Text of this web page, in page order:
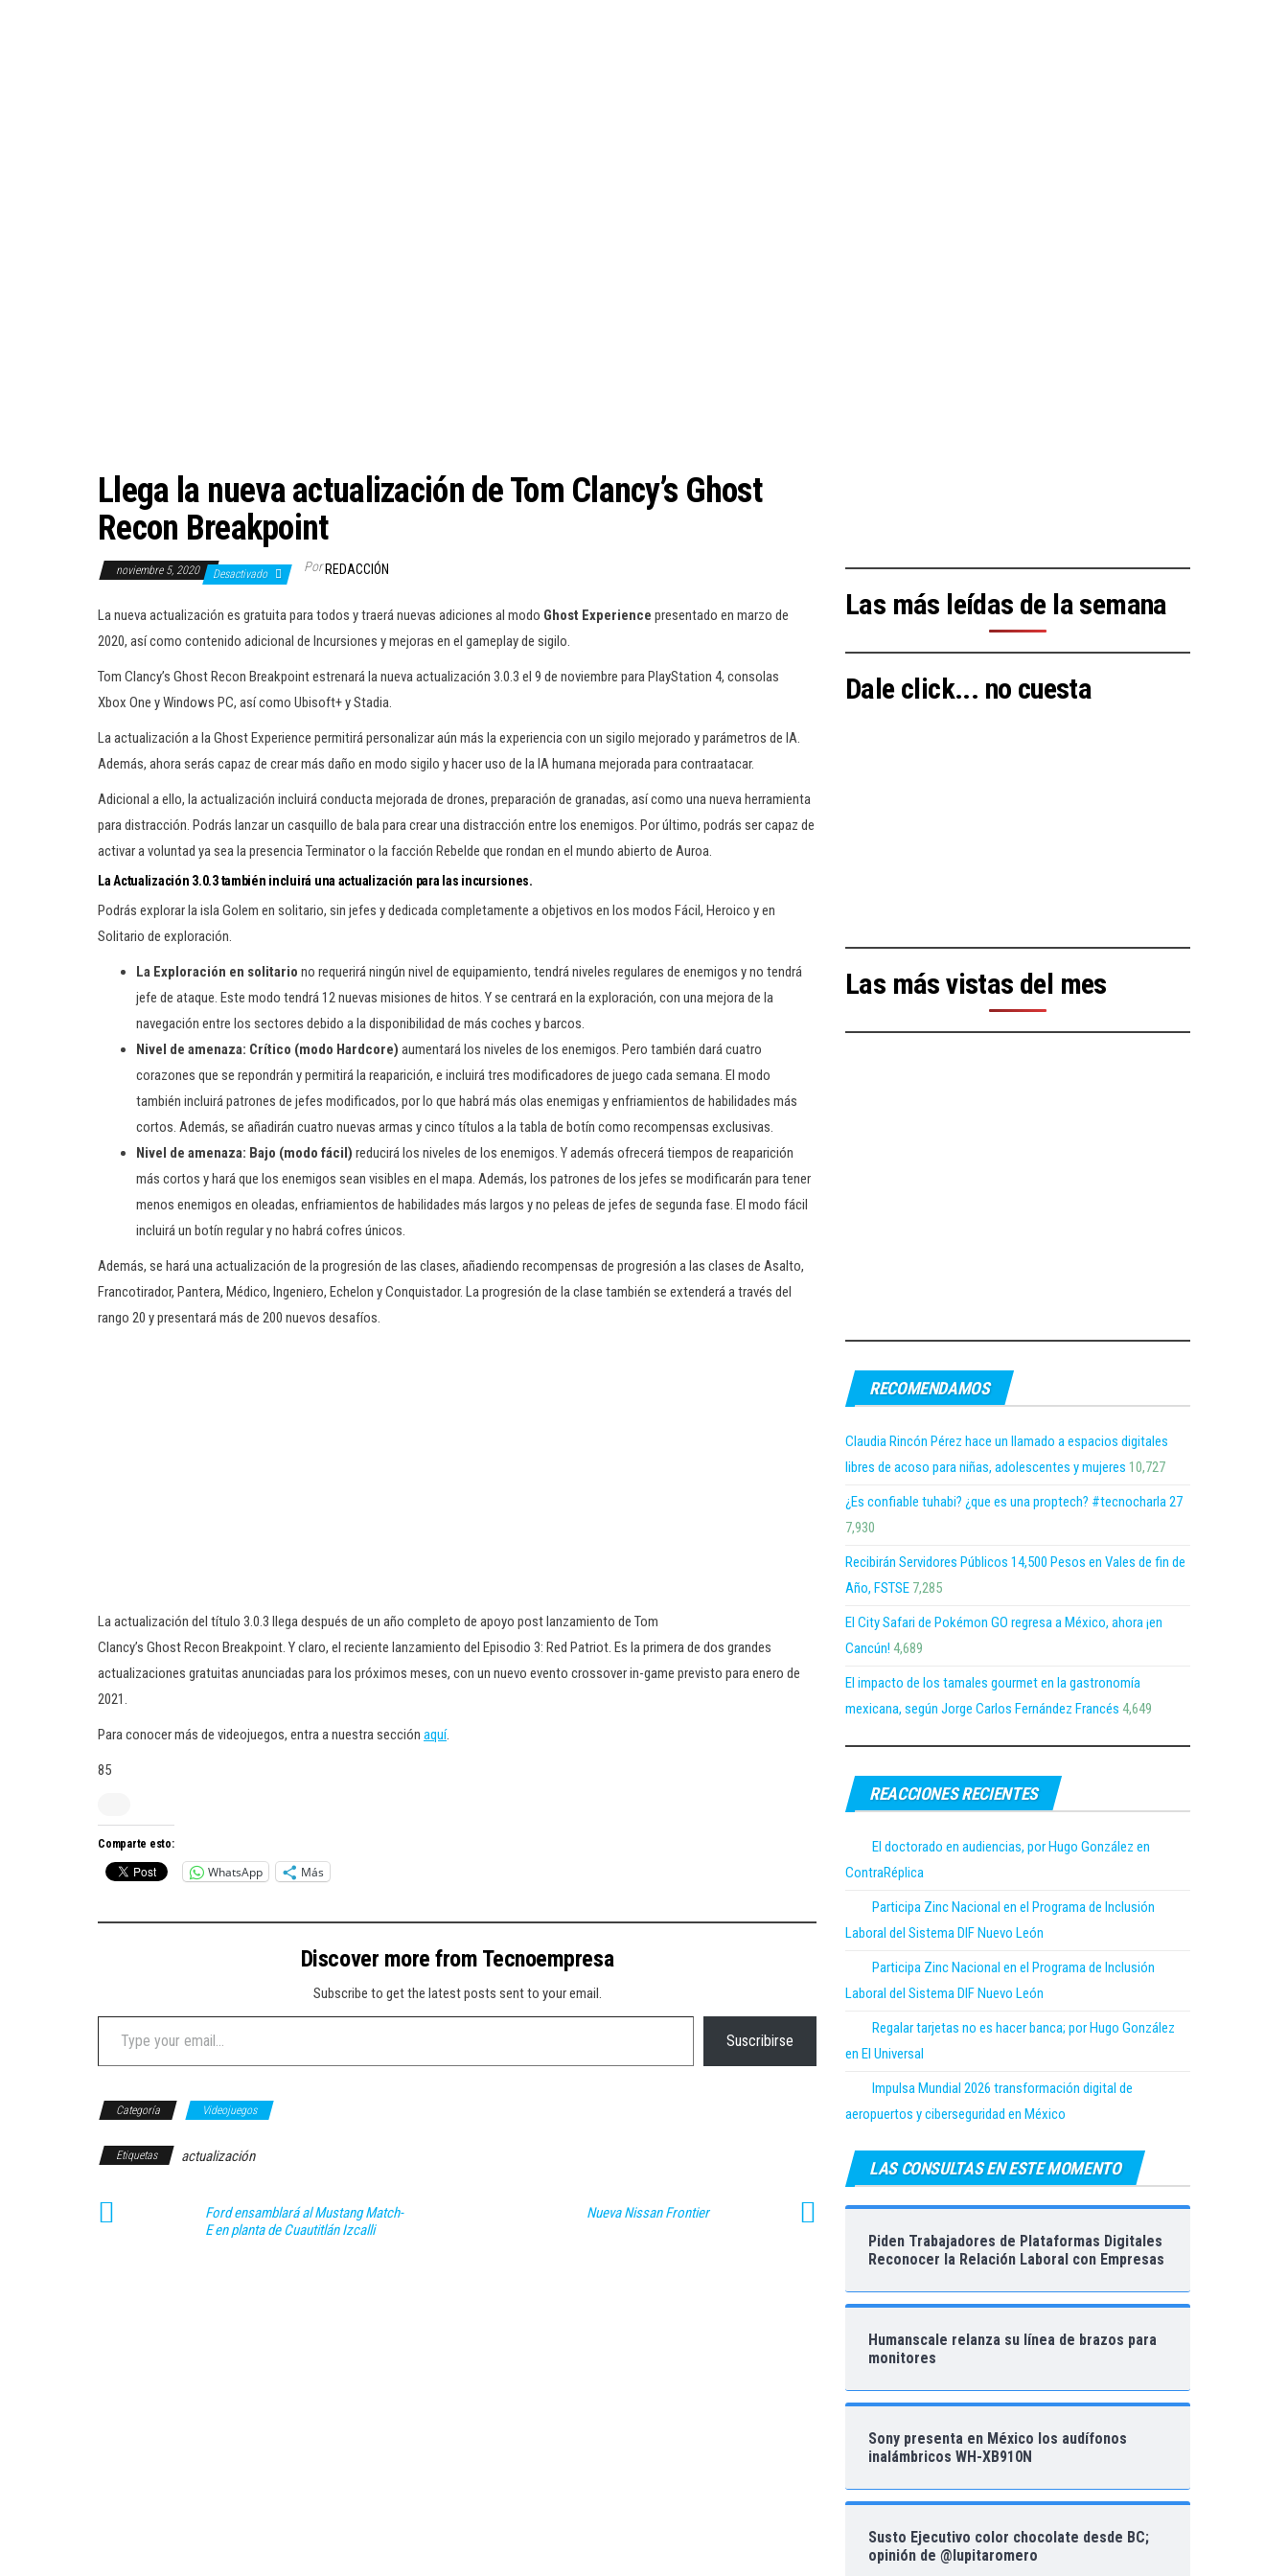
Llega la nueva actualización de Tom Clancy’s Ghost
Recon Breakpoint
noviembre 5, 2020 Desactivado Por REDACCIÓN
La nueva actualización es gratuita para todos y traerá nuevas adiciones al modo Ghost Experience presentado en marzo de
2020, así como contenido adicional de Incursiones y mejoras en el gameplay de sigilo.
Tom Clancy’s Ghost Recon Breakpoint estrenará la nueva actualización 3.0.3 el 9 de noviembre para PlayStation 4, consolas
Xbox One y Windows PC, así como Ubisoft+ y Stadia.
La actualización a la Ghost Experience permitirá personalizar aún más la experiencia con un sigilo mejorado y parámetros de IA.
Además, ahora serás capaz de crear más daño en modo sigilo y hacer uso de la IA humana mejorada para contraatacar.
Adicional a ello, la actualización incluirá conducta mejorada de drones, preparación de granadas, así como una nueva herramienta
para distracción. Podrás lanzar un casquillo de bala para crear una distracción entre los enemigos. Por último, podrás ser capaz de
activar a voluntad ya sea la presencia Terminator o la facción Rebelde que rondan en el mundo abierto de Auroa.
La Actualización 3.0.3 también incluirá una actualización para las incursiones.
Podrás explorar la isla Golem en solitario, sin jefes y dedicada completamente a objetivos en los modos Fácil, Heroico y en
Solitario de exploración.
La Exploración en solitario no requerirá ningún nivel de equipamiento, tendrá niveles regulares de enemigos y no tendrá
jefe de ataque. Este modo tendrá 12 nuevas misiones de hitos. Y se centrará en la exploración, con una mejora de la
navegación entre los sectores debido a la disponibilidad de más coches y barcos.
Nivel de amenaza: Crítico (modo Hardcore) aumentará los niveles de los enemigos. Pero también dará cuatro
corazones que se repondrán y permitirá la reaparición, e incluirá tres modificadores de juego cada semana. El modo
también incluirá patrones de jefes modificados, por lo que habrá más olas enemigas y enfriamientos de habilidades más
cortos. Además, se añadirán cuatro nuevas armas y cinco títulos a la tabla de botín como recompensas exclusivas.
Nivel de amenaza: Bajo (modo fácil) reducirá los niveles de los enemigos. Y además ofrecerá tiempos de reaparición
más cortos y hará que los enemigos sean visibles en el mapa. Además, los patrones de los jefes se modificarán para tener
menos enemigos en oleadas, enfriamientos de habilidades más largos y no peleas de jefes de segunda fase. El modo fácil
incluirá un botín regular y no habrá cofres únicos.
Además, se hará una actualización de la progresión de las clases, añadiendo recompensas de progresión a las clases de Asalto,
Francotirador, Pantera, Médico, Ingeniero, Echelon y Conquistador. La progresión de la clase también se extenderá a través del
rango 20 y presentará más de 200 nuevos desafíos.
La actualización del título 3.0.3 llega después de un año completo de apoyo post lanzamiento de Tom
Clancy’s Ghost Recon Breakpoint. Y claro, el reciente lanzamiento del Episodio 3: Red Patriot. Es la primera de dos grandes
actualizaciones gratuitas anunciadas para los próximos meses, con un nuevo evento crossover in-game previsto para enero de
2021.
Para conocer más de videojuegos, entra a nuestra sección aquí.
85
Comparte esto:
WhatsApp Más
Discover more from Tecnoempresa
Subscribe to get the latest posts sent to your email.
Type your email…
Suscribirse
Categoría Videojuegos
Etiquetas actualización
Ford ensamblará al Mustang Match-
E en planta de Cuautitlán Izcalli
Nueva Nissan Frontier
Las más leídas de la semana
Dale click... no cuesta
Las más vistas del mes
RECOMENDAMOS
Claudia Rincón Pérez hace un llamado a espacios digitales
libres de acoso para niñas, adolescentes y mujeres 10,727
¿Es confiable tuhabi? ¿que es una proptech? #tecnocharla 27
7,930
Recibirán Servidores Públicos 14,500 Pesos en Vales de fin de
Año, FSTSE 7,285
El City Safari de Pokémon GO regresa a México, ahora ¡en
Cancún! 4,689
El impacto de los tamales gourmet en la gastronomía
mexicana, según Jorge Carlos Fernández Francés 4,649
REACCIONES RECIENTES
El doctorado en audiencias, por Hugo González en
ContraRéplica
Participa Zinc Nacional en el Programa de Inclusión
Laboral del Sistema DIF Nuevo León
Participa Zinc Nacional en el Programa de Inclusión
Laboral del Sistema DIF Nuevo León
Regalar tarjetas no es hacer banca; por Hugo González
en El Universal
Impulsa Mundial 2026 transformación digital de
aeropuertos y ciberseguridad en México
LAS CONSULTAS EN ESTE MOMENTO
Piden Trabajadores de Plataformas Digitales
Reconocer la Relación Laboral con Empresas
Humanscale relanza su línea de brazos para
monitores
Sony presenta en México los audífonos
inalámbricos WH-XB910N
Susto Ejecutivo color chocolate desde BC;
opinión de @lupitaromero